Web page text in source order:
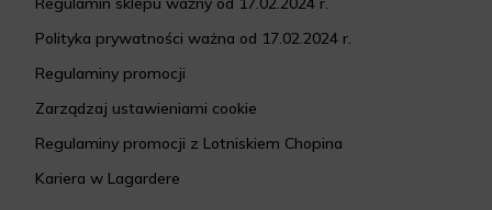
Polityka prywatności ważna od 17.02.2024 r.
Regulaminy promocji
Zarządzaj ustawieniami cookie
Regulaminy promocji z Lotniskiem Chopina
Kariera w Lagardere